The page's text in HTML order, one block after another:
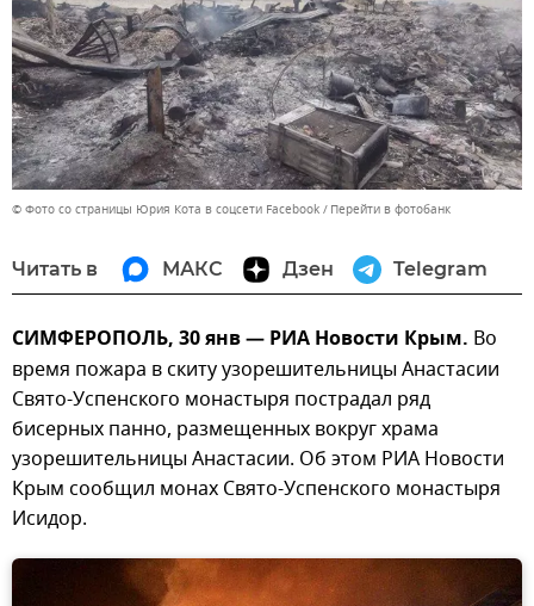
© Фото со страницы Юрия Кота в соцсети Facebook Перейти в фотобанк
Читать в МАКС Дзен Telegram
СИМФЕРОПОЛЬ, 30 янв — РИА Новости Крым. Во
время пожара в скиту узорешительницы Анастасии
Свято-Успенского монастыря пострадал ряд
бисерных панно, размещенных вокруг храма
узорешительницы Анастасии. Об этом РИА Новости
Крым сообщил монах Свято-Успенского монастыря
Исидор.